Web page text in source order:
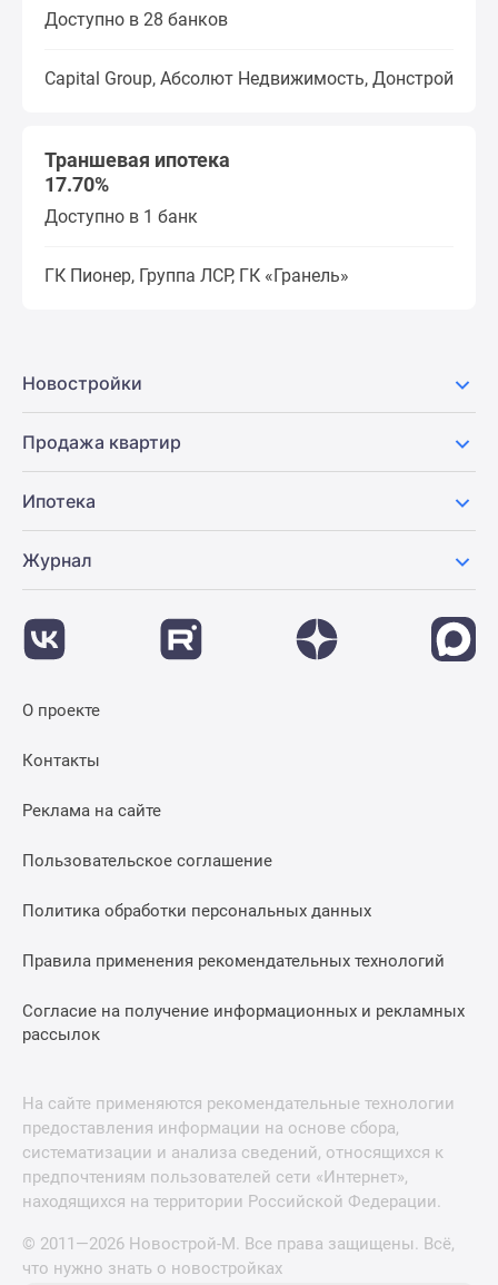
Доступно в 28 банков
Capital Group, Абсолют Недвижимость, Донстрой
Траншевая ипотека
17.70%
Доступно в 1 банк
ГК Пионер, Группа ЛСР, ГК «Гранель»
Новостройки
Продажа квартир
Ипотека
Журнал
О проекте
Контакты
Реклама на сайте
Пользовательское соглашение
Политика обработки персональных данных
Правила применения рекомендательных технологий
Согласие на получение информационных и рекламных
рассылок
На сайте применяются рекомендательные технологии
предоставления информации на основе сбора,
систематизации и анализа сведений, относящихся к
предпочтениям пользователей сети «Интернет»,
находящихся на территории Российской Федерации.
© 2011—2026 Новострой-М. Все права защищены. Всё,
что нужно знать о новостройках